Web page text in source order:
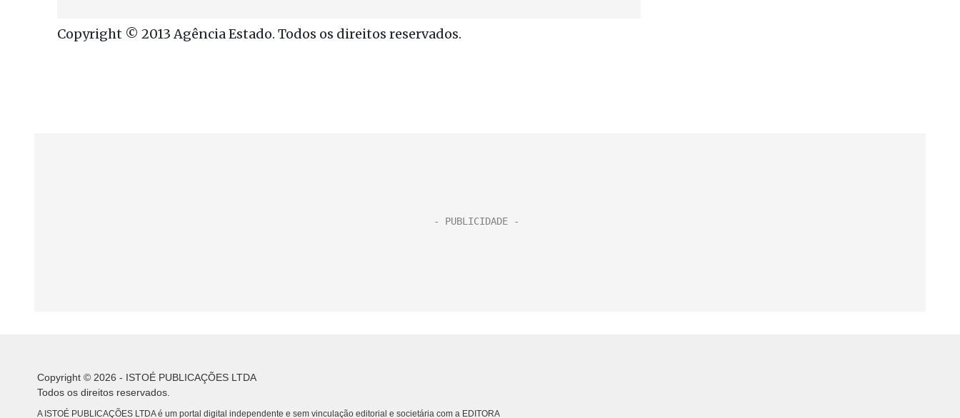
Copyright © 2013 Agência Estado. Todos os direitos reservados.
Copyright © 2026 - ISTOÉ PUBLICAÇÕES LTDA
Todos os direitos reservados.
A ISTOÉ PUBLICAÇÕES LTDA é um portal digital independente e sem vinculação editorial e societária com a EDITORA